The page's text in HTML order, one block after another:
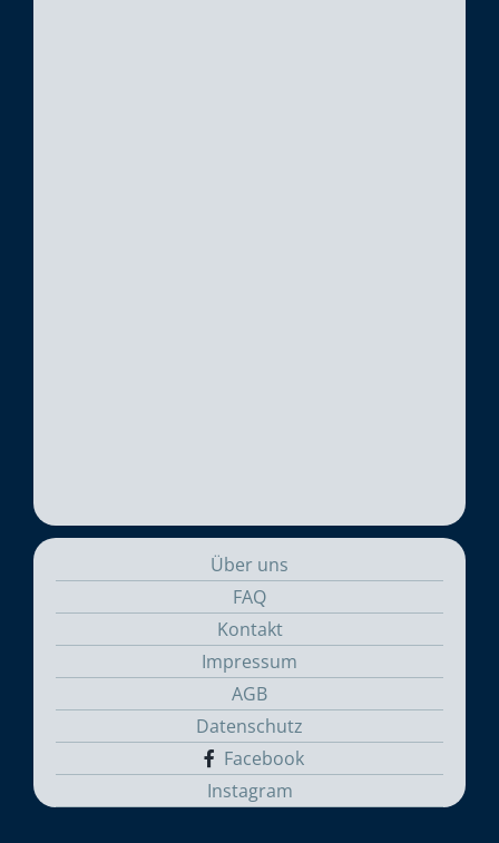
Über uns
FAQ
Kontakt
Impressum
AGB
Datenschutz
Facebook
Instagram